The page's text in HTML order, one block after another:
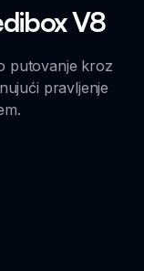
V8
putovanje kroz
pravljenje